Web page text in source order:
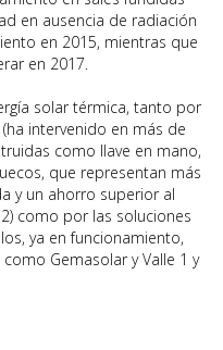
en ausencia de radiación
en 2015, mientras que
en 2017.
solar térmica, tanto por
intervenido en más de
como llave en mano,
que representan más
y un ahorro superior al
como por las soluciones
ya en funcionamiento,
Gemasolar y Valle 1 y